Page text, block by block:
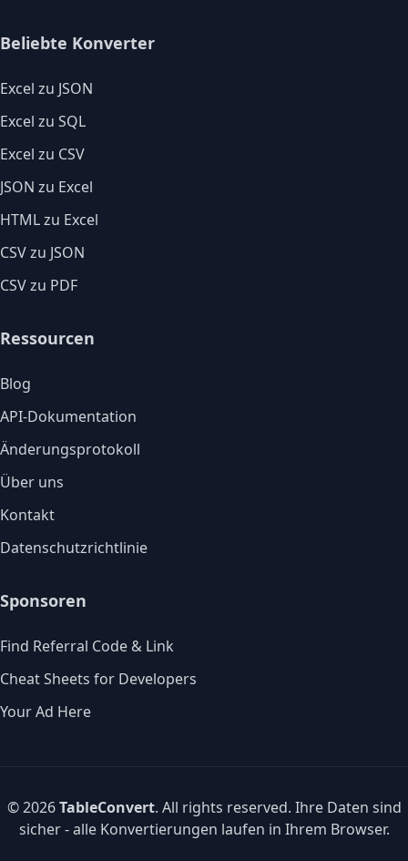
Beliebte Konverter
Excel zu JSON
Excel zu SQL
Excel zu CSV
JSON zu Excel
HTML zu Excel
CSV zu JSON
CSV zu PDF
Ressourcen
Blog
API-Dokumentation
Änderungsprotokoll
Über uns
Kontakt
Datenschutzrichtlinie
Sponsoren
Find Referral Code & Link
Cheat Sheets for Developers
Your Ad Here
© 2026TableConvert. All rights reserved. Ihre Daten sind
sicher - alle Konvertierungen laufen in Ihrem Browser.